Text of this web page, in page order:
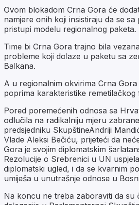
Ovom blokadom Crna Gora će
namjere onih koji insistiraju da se sa
pristupi modelu regionalnog paketa.
Time bi Crna Gora trajno bila
probleme koji dolaze u paketu sa
Balkana.
A u regionalnim okvirima Crna
poprima karakteristike remetilačkog
Pored poremećenih odnosa sa
odlučila na radikalniju mjeru
predsjedniku SkupštineAndriji
Vlade Aleksi Bečiću, prijeteći da
Gora je svojim diplomatskim
Rezolucije o Srebrenici u UN
diplomatski ugled, i da se kvarnim
umiješa u unutrašnje odnose u
Na koncu ne treba zaboraviti da su